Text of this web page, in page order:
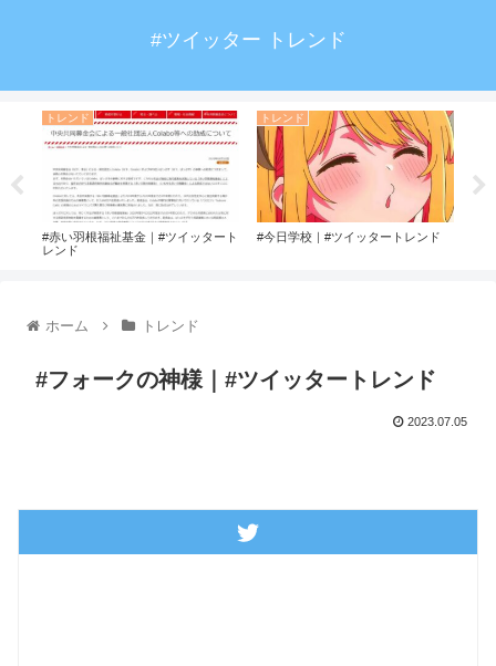
#ツイッター トレンド
トレンド
#赤い羽根福祉基金｜#ツイッタート
レンド
トレンド
#今日学校｜#ツイッタートレンド
ホーム トレンド
#フォークの神様｜#ツイッタートレンド
2023.07.05